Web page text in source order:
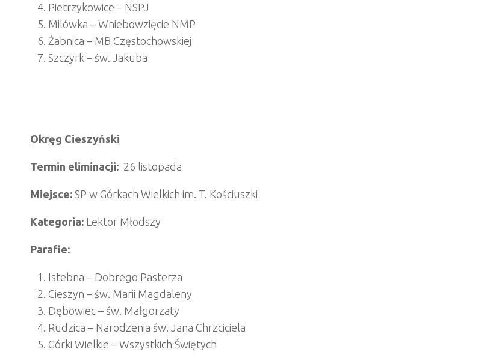
Pietrzykowice – NSPJ
Milówka – Wniebowzięcie NMP
Żabnica – MB Częstochowskiej
Szczyrk – św. Jakuba
Okręg Cieszyński
Termin eliminacji: 26 listopada
Miejsce: SP w Górkach Wielkich im. T. Kościuszki
Kategoria: Lektor Młodszy
Parafie:
Istebna – Dobrego Pasterza
Cieszyn – św. Marii Magdaleny
Dębowiec – św. Małgorzaty
Rudzica – Narodzenia św. Jana Chrzciciela
Górki Wielkie – Wszystkich Świętych